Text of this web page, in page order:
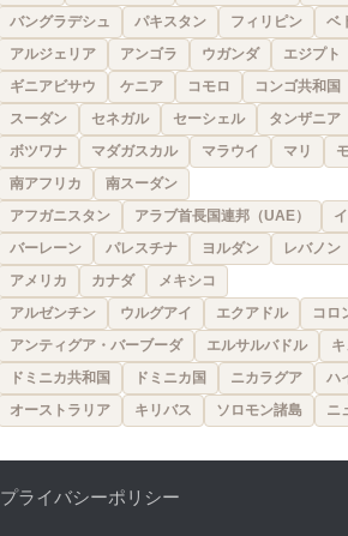
バングラデシュ
パキスタン フィリピン ベ
アルジェリア アンゴラ ウガンダ エジプト
ギニアビサウ
ケニア コモロ コンゴ共和国
スーダン
セネガル セーシェル タンザニア
ボツワナ
マダガスカル マラウイ マリ
南アフリカ
南スーダン
アフガニスタン アラブ首長国連邦（UAE）
バーレーン
パレスチナ ヨルダン レバノン
アメリカ カナダ メキシコ
アルゼンチン ウルグアイ エクアドル コロ
アンティグア・バーブーダ エルサルバドル
ドミニカ共和国
ドミニカ国 ニカラグア ハ
オーストラリア キリバス ソロモン諸島 ニ
プライバシーポリシー